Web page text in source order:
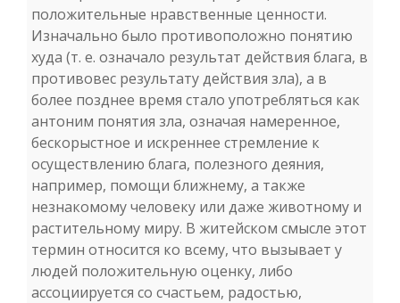
положительные нравственные ценности.
Изначально было противоположно понятию
худа (т. е. означало результат действия блага, в
противовес результату действия зла), а в
более позднее время стало употребляться как
антоним понятия зла, означая намеренное,
бескорыстное и искреннее стремление к
осуществлению блага, полезного деяния,
например, помощи ближнему, а также
незнакомому человеку или даже животному и
растительному миру. В житейском смысле этот
термин относится ко всему, что вызывает у
людей положительную оценку, либо
ассоциируется со счастьем, радостью,